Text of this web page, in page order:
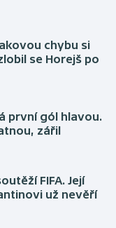
chybu si
se Horejš po
první gól hlavou.
zářil
FIFA. Její
už nevěří